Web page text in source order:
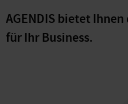
AGENDIS bietet
für Ihr Business.